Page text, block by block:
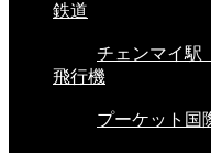
鉄道
チェンマイ
飛行機
プーケット国